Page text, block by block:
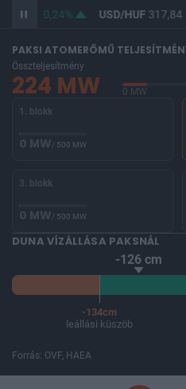
366,29 0,24% USD/HUF317,84
PAKSI ATOMERŐMŰ
Összteljesítmény
224 MW 0 MW
1. blokk
0 MW/ 500 MW
3. blokk
0 MW/ 500 MW
DUNA VÍZÁLLÁSA PAKSNÁL
-126 cm
-134cm
leállási küszöb
Forrás: OVF, HAEA